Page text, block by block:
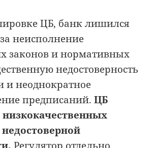
ЦБ, банк лишился
неисполнение
законов и нормативных
недостоверность
и неоднократное
предписаний.ЦБ
низкокачественных
Регулятор отдельно